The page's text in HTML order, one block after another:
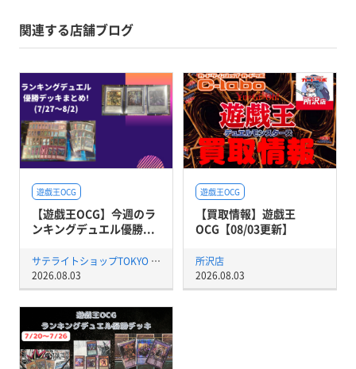
関連する店舗ブログ
遊戯王OCG
【遊戯王OCG】今週のラ
ンキングデュエル優勝...
サテライトショップTOKYO 秋葉原店
2026.08.03
遊戯王OCG
【買取情報】遊戯王
OCG【08/03更新】
所沢店
2026.08.03